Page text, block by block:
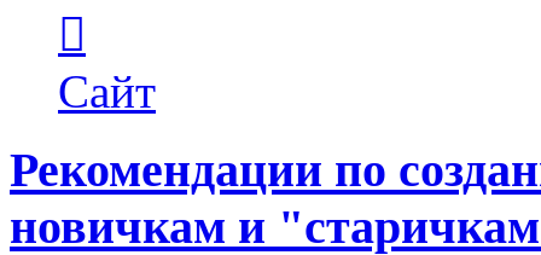
пользователя
Елена
ПластЭксперт
Сайт
Рекомендации по
новичкам и